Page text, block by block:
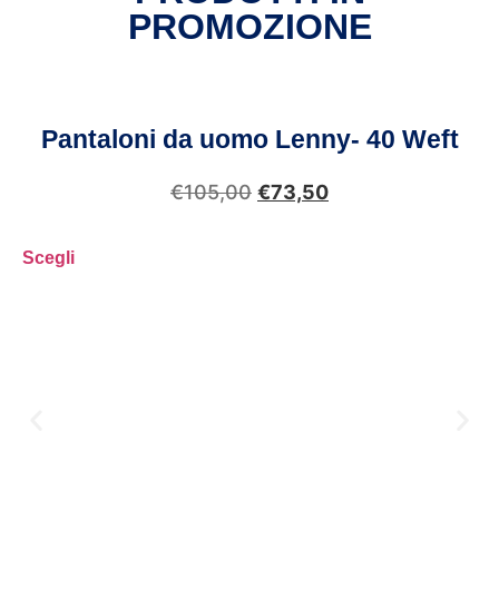
PROMOZIONE
Pantaloni da uomo Lenny- 40 Weft
€105,00 €73,50
Scegli